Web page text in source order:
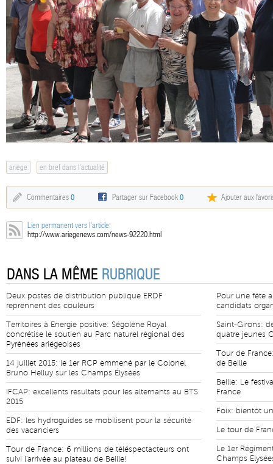
ariège en bref dans l'actualité
Commentaires 0 Partager sur Facebook0 Ajouter aux
Lien permanent vers l'article:
http://www.ariegenews.com/news-92220.html
DANS LA MÊME RUBRIQUE
Deux postes de distribution publique ERDF
reprennent des couleurs
Territoires à Energie positive: Ségolène Royal
concrétise le soutien au Parc naturel régional des
Pyrénées ariégeoises
14 juillet 2015: le 1er RCP emmené par le Colonel
Bruno Helluy sur les Champs Élysées
IFCAP: excellents résultats pour les alternants au BTS
2015
EDF: les hydroguides se mobilisent pour la sécurité
des vacanciers
Tour de France: 6 millions de téléspectacteurs ont
suivi l'arrivée au plateau de Beille!
Pour une fête
candidats
Saint-Girons:
quatre jeunes
Tour de
de Beille
Beille: Le
France
Foix: bientôt
Le tour de
Le 1er
Champs